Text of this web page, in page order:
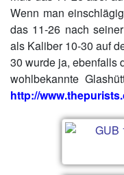
Wenn man
das 11-26 nach
als Kaliber 10-30 auf
30 wurde ja, ebenfalls
wohlbekannte
http://